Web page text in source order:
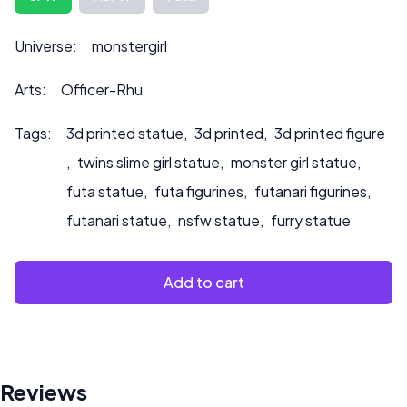
peut également influencer le prix.
Veuillez nous contacter à ***
*** pour toute demande de personnalisation ou si vous
souhaitez que nous peignions le produit.
Universe: monstergirl
Arts: Officer-Rhu
Tags: 3d printed statue, 3d printed, 3d printed figure
, twins slime girl statue, monster girl statue,
futa statue, futa figurines, futanari figurines,
futanari statue, nsfw statue, furry statue
Add to cart
Reviews